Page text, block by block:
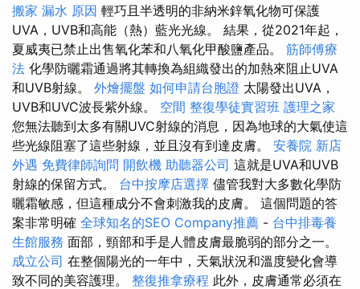
搬家 漏水 原因 輕巧且半透明的非納米鋅氧化物可保護
UVA，UVB和高能（熱）藍光光線。 結果，從2021年起，
夏威夷已禁止出售氧化苯和八氧化甲酸鹽產品。 筋師傅療
法 化學防曬霜通過將其轉換為組織發出的加熱來阻止UVA
和UVB射線。 外燴擺盤 如何申請台胞證 太陽發出UVA，
UVB和UVC波長紫外線。 空間 整復學徒實習班 護理之家
您無法聽到太多有關UVC射線的消息，因為地球的大氣使這
些光線阻塞了這些射線，並且沒有到達皮膚。 安養院 新店
外遇 免費律師詢問 開飲機 助聽器公司 這就是UVA和UVB
射線的保留方式。 台中按摩店選擇 儘管我對大多數化學防
曬霜敏感，但這種成分不會刺激我的皮膚。 這個問題的答
案非常明確 全球知名的SEO Company推薦 - 台中排毒養
生館服務 面部，頸部和手是人體皮膚最脆弱的部分之一。
成立公司 在整個陽光的一年中，天氣狀況和溫度變化會導
致不同的美容護理。 整復推拿療程 此外，皮膚通常必須在